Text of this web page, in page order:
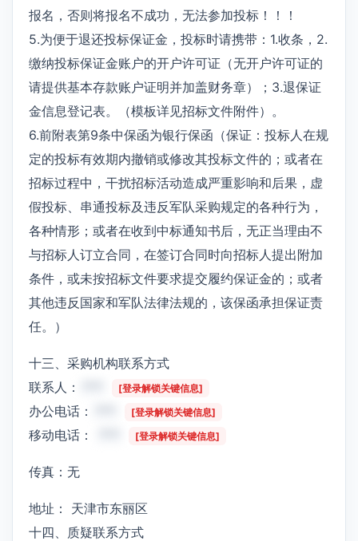
报名，否则将报名不成功，无法参加投标！！！
5.为便于退还投标保证金，投标时请携带：1.收条，2.
缴纳投标保证金账户的开户许可证（无开户许可证的
请提供基本存款账户证明并加盖财务章）；3.退保证
金信息登记表。（模板详见招标文件附件）。
6.前附表第9条中保函为银行保函（保证：投标人在规
定的投标有效期内撤销或修改其投标文件的；或者在
招标过程中，干扰招标活动造成严重影响和后果，虚
假投标、串通投标及违反军队采购规定的各种行为，
各种情形；或者在收到中标通知书后，无正当理由不
与招标人订立合同，在签订合同时向招标人提出附加
条件，或未按招标文件要求提交履约保证金的；或者
其他违反国家和军队法律法规的，该保函承担保证责
任。）
十三、采购机构联系方式
联系人：
[登录解锁关键信息]
办公电话： [登录解锁关键信息]
移动电话： [登录解锁关键信息]
传真：无
地址： 天津市东丽区
十四、质疑联系方式